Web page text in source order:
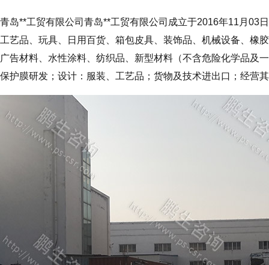
青岛**工贸有限公司青岛**工贸有限公司成立于2016年11月03
工艺品、玩具、日用百货、箱包皮具、装饰品、机械设备、橡
广告材料、水性涂料、纺织品、新型材料（不含危险化学品及
保护膜研发；设计：服装、工艺品；货物及技术进出口；经营